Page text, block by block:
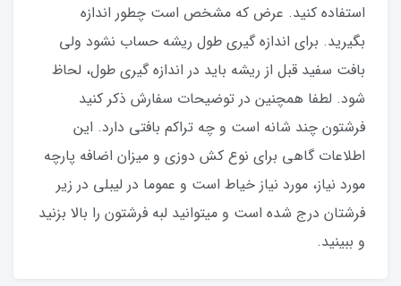
استفاده کنید‌. عرض که مشخص است چطور اندازه
بگیرید. برای اندازه گیری طول ریشه حساب نشود ولی
بافت سفید قبل از ریشه باید در اندازه گیری طول، لحاظ
شود. لطفا همچنین در توضیحات سفارش ذکر کنید
فرشتون چند شانه است و چه تراکم بافتی دارد. این
اطلاعات گاهی برای نوع کش دوزی و میزان اضافه پارچه
مورد نیاز، مورد نیاز خیاط است و عموما در لیبلی در زیر
فرشتان درج شده است و میتوانید لبه فرشتون را بالا بزنید
و ببینید.